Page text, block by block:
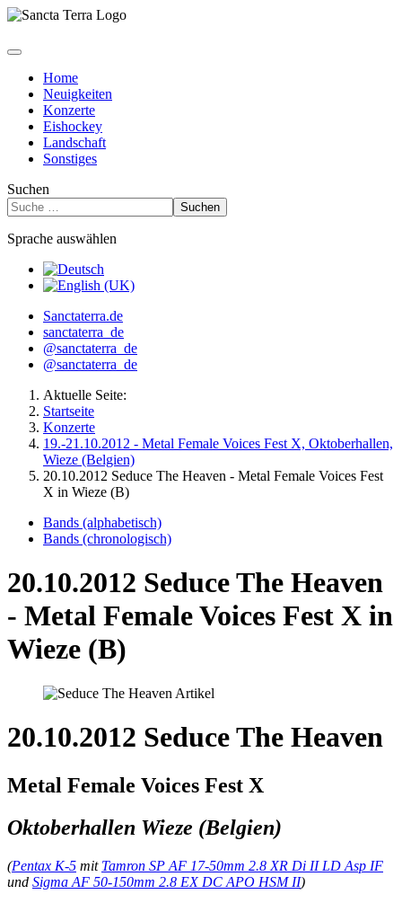
Home
Neuigkeiten
Konzerte
Eishockey
Landschaft
Sonstiges
Suchen
Suchen
Sprache auswählen
Sanctaterra.de
sanctaterra_de
@sanctaterra_de
@sanctaterra_de
Aktuelle Seite:
Startseite
Konzerte
19.-21.10.2012 - Metal Female Voices Fest X, Oktoberhallen,
Wieze (Belgien)
20.10.2012 Seduce The Heaven - Metal Female Voices Fest
X in Wieze (B)
Bands (alphabetisch)
Bands (chronologisch)
20.10.2012 Seduce The Heaven
- Metal Female Voices Fest X in
Wieze (B)
20.10.2012 Seduce The Heaven
Metal Female Voices Fest X
Oktoberhallen Wieze (Belgien)
(Pentax K-5 mit Tamron SP AF 17-50mm 2.8 XR Di II LD Asp IF
und Sigma AF 50-150mm 2.8 EX DC APO HSM II)